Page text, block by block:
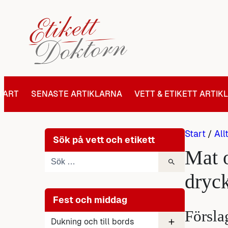
innehåll
SENASTE ARTIKLARNA VETT & ETIKETT
Sök på vett och etikett
Fest och middag
Dukning och till bords
Start /
Mat